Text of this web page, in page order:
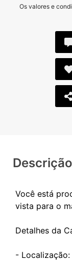
Os valores e
Descrição
Você está
vista para o
Detalhes da
-